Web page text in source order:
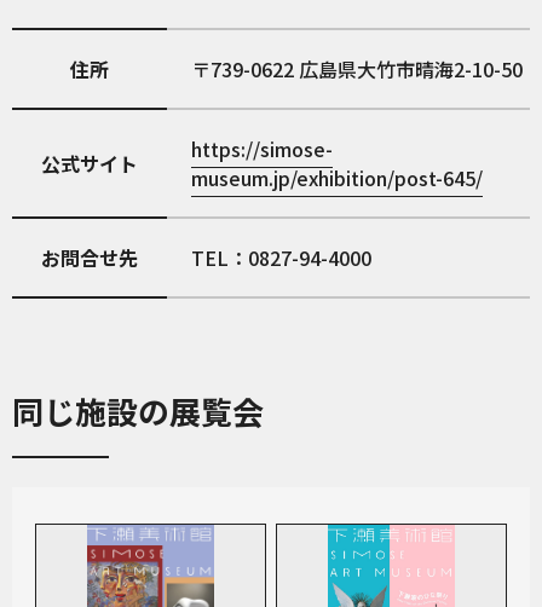
住所 739-0622 広島県大竹市晴海2-10-50
公式サイト
https://simose-
museum.jp/exhibition/post-645/
お問合せ先 TEL：0827-94-4000
同じ施設の展覧会